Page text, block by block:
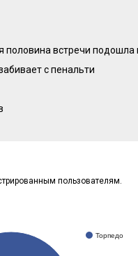
половина встречи подошла
с пенальти
пользователям.
Торпедо